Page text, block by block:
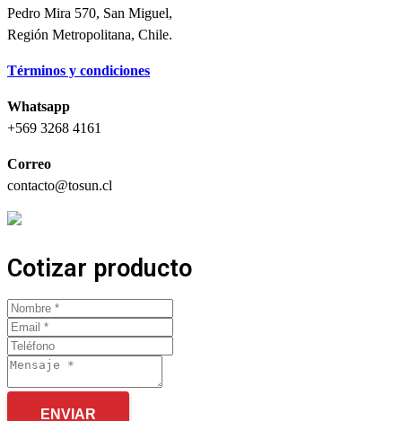
Pedro Mira 570, San Miguel,
Región Metropolitana, Chile.
Términos y condiciones
Whatsapp
+569 3268 4161
Correo
contacto@tosun.cl
Cotizar producto
ENVIAR